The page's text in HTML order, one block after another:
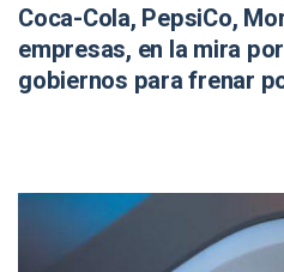
Coca-Cola, PepsiCo,
empresas, en la mira
gobiernos para frenar